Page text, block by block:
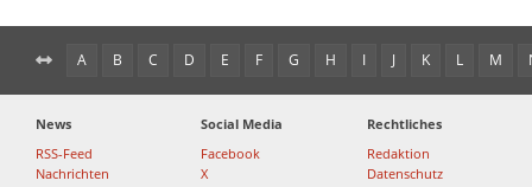
A B C D E F G H I J K L M
News
RSS-Feed
Nachrichten
Social Media
Facebook
X
Rechtliches
Redaktion
Datenschutz